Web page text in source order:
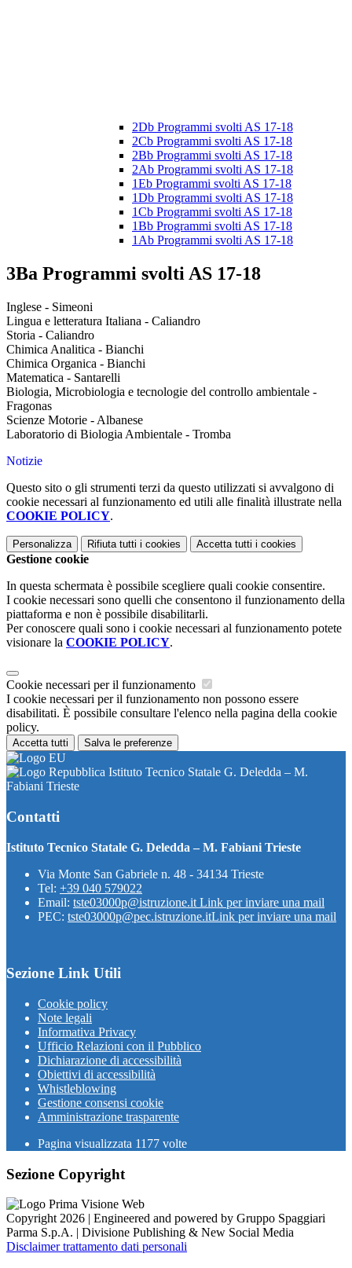
2Db Programmi svolti AS 17-18
2Cb Programmi svolti AS 17-18
2Bb Programmi svolti AS 17-18
2Ab Programmi svolti AS 17-18
1Eb Programmi svolti AS 17-18
1Db Programmi svolti AS 17-18
1Cb Programmi svolti AS 17-18
1Bb Programmi svolti AS 17-18
1Ab Programmi svolti AS 17-18
3Ba Programmi svolti AS 17-18
Inglese - Simeoni
Lingua e letteratura Italiana - Caliandro
Storia - Caliandro
Chimica Analitica - Bianchi
Chimica Organica - Bianchi
Matematica - Santarelli
Biologia, Microbiologia e tecnologie del controllo ambientale -
Fragonas
Scienze Motorie - Albanese
Laboratorio di Biologia Ambientale - Tromba
Notizie
Questo sito o gli strumenti terzi da questo utilizzati si avvalgono di
cookie necessari al funzionamento ed utili alle finalità illustrate nella
COOKIE POLICY.
Personalizza Rifiuta tutti i cookies Accetta tutti i cookies
Gestione cookie
In questa schermata è possibile scegliere quali cookie consentire.
I cookie necessari sono quelli che consentono il funzionamento della
piattaforma e non è possibile disabilitarli.
Per conoscere quali sono i cookie necessari al funzionamento potete
visionare la COOKIE POLICY.
Cookie necessari per il funzionamento
I cookie necessari per il funzionamento non possono essere
disabilitati. È possibile consultare l'elenco nella pagina della cookie
policy.
Accetta tutti Salva le preferenze
Istituto Tecnico Statale G. Deledda – M.
Fabiani Trieste
Contatti
Istituto Tecnico Statale G. Deledda – M. Fabiani Trieste
Via Monte San Gabriele n. 48 - 34134 Trieste
Tel: +39 040 579022
Email: tste03000p@istruzione.it Link per inviare una mail
PEC: tste03000p@pec.istruzione.itLink per inviare una mail
Sezione Link Utili
Cookie policy
Note legali
Informativa Privacy
Ufficio Relazioni con il Pubblico
Dichiarazione di accessibilità
Obiettivi di accessibilità
Whistleblowing
Gestione consensi cookie
Amministrazione trasparente
Pagina visualizzata 1177 volte
Sezione Copyright
Copyright 2026 | Engineered and powered by Gruppo Spaggiari
Parma S.p.A. | Divisione Publishing & New Social Media
Disclaimer trattamento dati personali